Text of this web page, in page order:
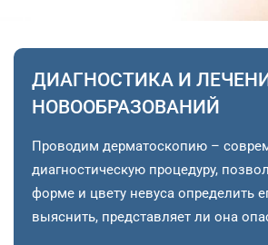
ДИАГНОСТИКА И
НОВООБРАЗОВАНИЙ
Проводим дерматоскопию –
диагностическую процедуру,
форме и цвету невуса определить
выяснить, представляет ли она